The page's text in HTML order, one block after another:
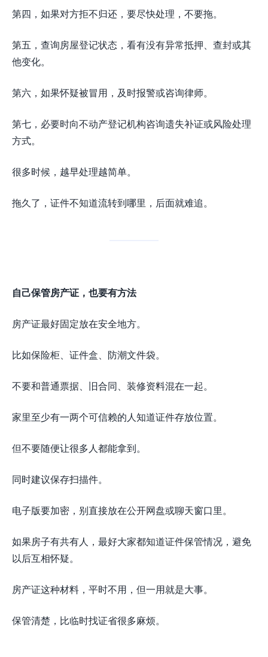
第四，如果对方拒不归还，要尽快处理，不要拖。
第五，查询房屋登记状态，看有没有异常抵押、查封或其
他变化。
第六，如果怀疑被冒用，及时报警或咨询律师。
第七，必要时向不动产登记机构咨询遗失补证或风险处理
方式。
很多时候，越早处理越简单。
拖久了，证件不知道流转到哪里，后面就难追。
自己保管房产证，也要有方法
房产证最好固定放在安全地方。
比如保险柜、证件盒、防潮文件袋。
不要和普通票据、旧合同、装修资料混在一起。
家里至少有一两个可信赖的人知道证件存放位置。
但不要随便让很多人都能拿到。
同时建议保存扫描件。
电子版要加密，别直接放在公开网盘或聊天窗口里。
如果房子有共有人，最好大家都知道证件保管情况，避免
以后互相怀疑。
房产证这种材料，平时不用，但一用就是大事。
保管清楚，比临时找证省很多麻烦。